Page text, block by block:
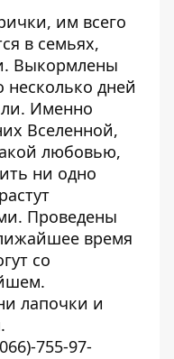
им всего
в семьях,
Выкормлены
дней
Именно
Вселенной,
любовью,
ни одно
Проведены
время
со
лапочки и
755-97-